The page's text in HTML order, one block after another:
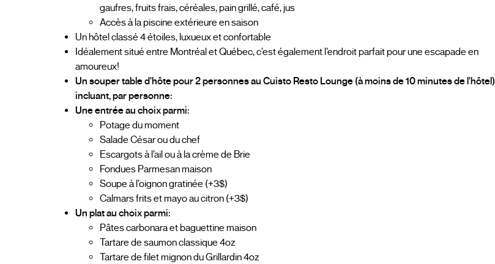
gaufres, fruits frais, céréales, pain grillé, café, jus
Accès à la piscine extérieure en saison
Un hôtel classé 4 étoiles, luxueux et confortable
Idéalement situé entre Montréal et Québec, c’est également l’endroit parfait pour une escapade en
amoureux!
Un souper table d'hôte pour 2 personnes au Cuisto Resto Lounge (à moins de 10 minutes de l'hôtel)
incluant, par personne:
Une entrée au choix parmi:
Potage du moment
Salade César ou du chef
Escargots à l’ail ou à la crème de Brie
Fondues Parmesan maison
Soupe à l’oignon gratinée (+3$)
Calmars frits et mayo au citron (+3$)
Un plat au choix parmi:
Pâtes carbonara et baguettine maison
Tartare de saumon classique 4oz
Tartare de filet mignon du Grillardin 4oz